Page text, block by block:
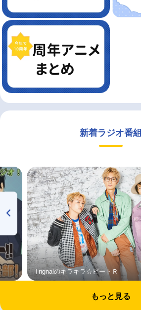
新着ラジオ番組
Trignalのキラキラ☆ビートＲ
もっと見る